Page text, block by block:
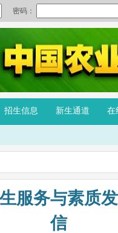
招生信息 新生通道 在
服务与素质
信